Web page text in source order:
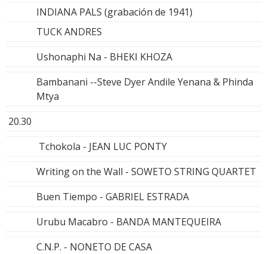
INDIANA PALS (grabación de 1941)
TUCK ANDRES
Ushonaphi Na - BHEKI KHOZA
Bambanani --Steve Dyer Andile Yenana & Phinda
Mtya
20.30
Tchokola - JEAN LUC PONTY
Writing on the Wall - SOWETO STRING QUARTET
Buen Tiempo - GABRIEL ESTRADA
Urubu Macabro - BANDA MANTEQUEIRA
C.N.P. - NONETO DE CASA